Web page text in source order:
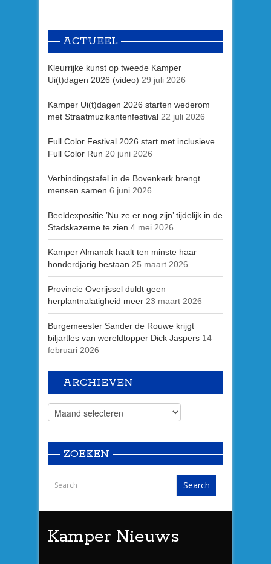
ACTUEEL
Kleurrijke kunst op tweede Kamper
Ui(t)dagen 2026 (video) 29 juli 2026
Kamper Ui(t)dagen 2026 starten wederom
met Straatmuzikantenfestival 22 juli 2026
Full Color Festival 2026 start met inclusieve
Full Color Run 20 juni 2026
Verbindingstafel in de Bovenkerk brengt
mensen samen 6 juni 2026
Beeldexpositie ’Nu ze er nog zijn’ tijdelijk in de
Stadskazerne te zien 4 mei 2026
Kamper Almanak haalt ten minste haar
honderdjarig bestaan 25 maart 2026
Provincie Overijssel duldt geen
herplantnalatigheid meer 23 maart 2026
Burgemeester Sander de Rouwe krijgt
biljartles van wereldtopper Dick Jaspers 14
februari 2026
ARCHIEVEN
ZOEKEN
Kamper Nieuws